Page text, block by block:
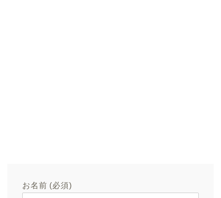
お名前 (必須)